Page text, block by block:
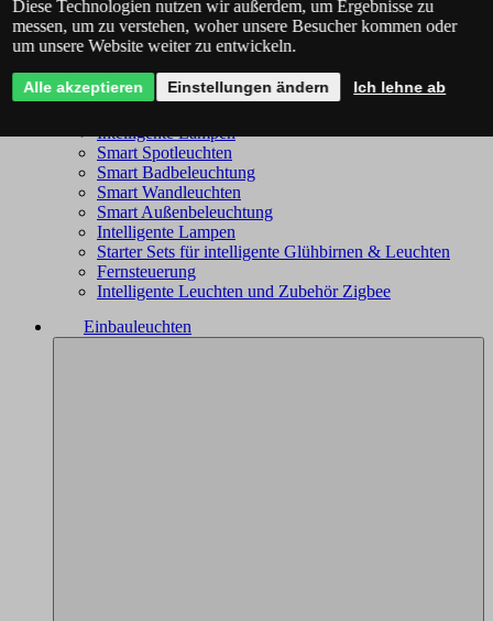
Philips Hue - das komplette Angebot
Immax NEO - komplettes Sortiment
Trio Wiz - das komplette Angebot
Smart Kronleuchter
Smart Deckenleuchten
Intelligente Lampen
Smart Spotleuchten
Smart Badbeleuchtung
Smart Wandleuchten
Smart Außenbeleuchtung
Intelligente Lampen
Starter Sets für intelligente Glühbirnen & Leuchten
Fernsteuerung
Intelligente Leuchten und Zubehör Zigbee
Einbauleuchten
Diese Technologien nutzen wir außerdem, um Ergebnisse zu
messen, um zu verstehen, woher unsere Besucher kommen oder
um unsere Website weiter zu entwickeln.
Alle akzeptieren Einstellungen ändern Ich lehne ab